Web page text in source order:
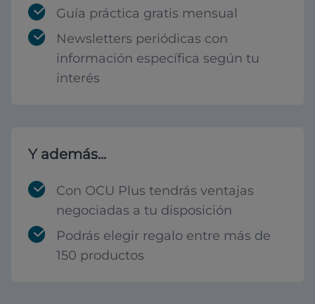
Guía práctica gratis mensual
Newsletters periódicas con
información específica según tu
interés
Y además...
Con OCU Plus tendrás ventajas
negociadas a tu disposición
Podrás elegir regalo entre más de
150 productos